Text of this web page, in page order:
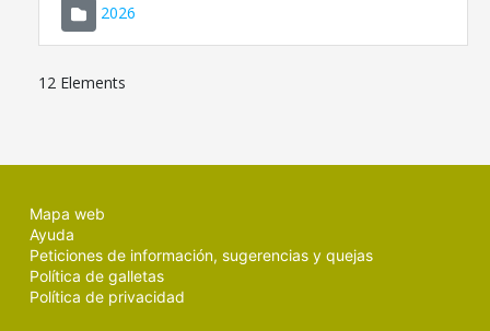
2026
12 Elements
Mapa web
Ayuda
Peticiones de información, sugerencias y quejas
Política de galletas
Política de privacidad